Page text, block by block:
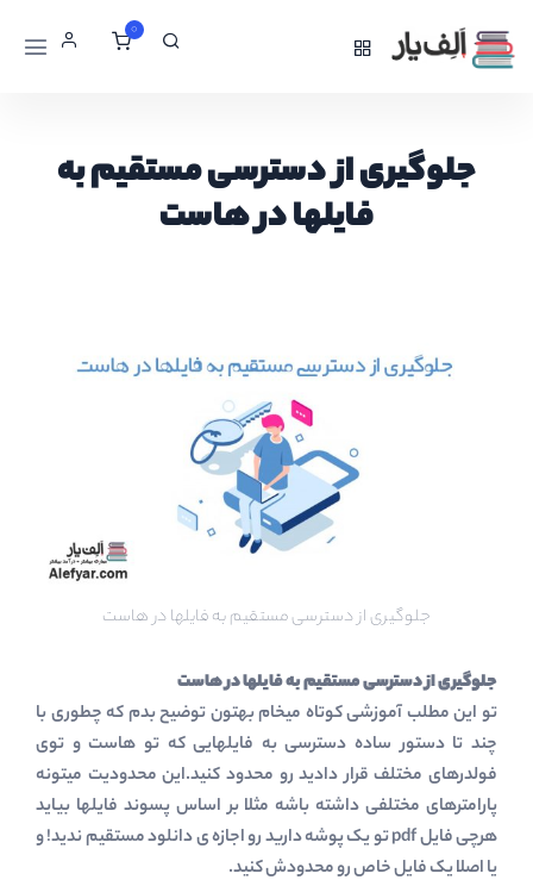
0
جلوگیری از دسترسی مستقیم به
فایلها در هاست
جلوگیری از دسترسی مستقیم به فایلها در هاست
جلوگیری از دسترسی مستقیم به فایلها در هاست
تو این مطلب آموزشی کوتاه میخام بهتون توضیح بدم که چطوری با
چند تا دستور ساده دسترسی به فایلهایی که تو هاست و توی
فولدرهای مختلف قرار دادید رو محدود کنید.این محدودیت میتونه
پارامترهای مختلفی داشته باشه مثلا بر اساس پسوند فایلها بیاید
هرچی فایل pdf تو یک پوشه دارید رو اجازه ی دانلود مستقیم ندید! و
یا اصلا یک فایل خاص رو محدودش کنید.